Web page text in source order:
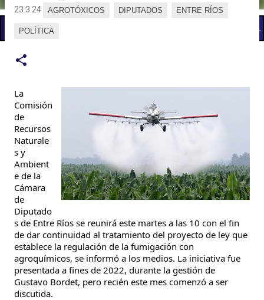
📢 LO ÚLTIMO
23.3.24 AGROTÓXICOS DIPUTADOS ENTRE RÍOS
POLÍTICA
La
Comisión
de
Recursos
Naturale
s y
Ambient
e de la
Cámara
de
Diputado
s de Entre Ríos se reunirá este martes a las 10 con el fin
de dar continuidad al tratamiento del proyecto de ley que
establece la regulación de la fumigación con
agroquímicos, se informó a los medios. La iniciativa fue
presentada a fines de 2022, durante la gestión de
Gustavo Bordet, pero recién este mes comenzó a ser
discutida.